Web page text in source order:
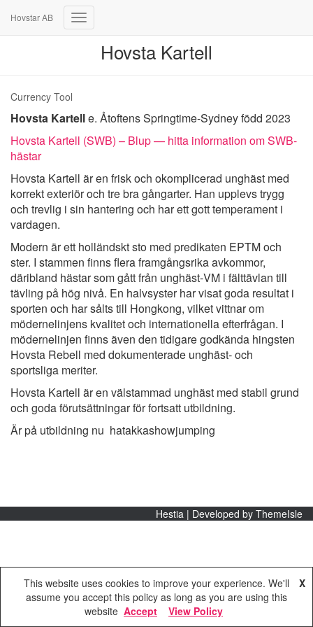
Hovstar AB
Toggle
NavigationHovsta Kartell
Currency Tool
Hovsta Kartelle. Åtoftens Springtime-Sydney född 2023
Hovsta Kartell (SWB) – Blup — hitta information om SWB-
hästar
Hovsta Kartell är en frisk och okomplicerad unghäst med
korrekt exteriör och tre bra gångarter. Han upplevs trygg
och trevlig i sin hantering och har ett gott temperament i
vardagen.
Modern är ett holländskt sto med predikaten EPTM och
ster. I stammen finns flera framgångsrika avkommor,
däribland hästar som gått från unghäst‑VM i fälttävlan till
tävling på hög nivå. En halvsyster har visat goda resultat i
sporten och har sålts till Hongkong, vilket vittnar om
mödernelinjens kvalitet och internationella efterfrågan. I
mödernelinjen finns även den tidigare godkända hingsten
Hovsta Rebell med dokumenterade unghäst‑ och
sportsliga meriter.
Hovsta Kartell är en välstammad unghäst med stabil grund
och goda förutsättningar för fortsatt utbildning.
Är på utbildning nu hatakkashowjumping
Hestia | Developed by ThemeIsle
This website uses cookies to improve your experience. We'll
assume you accept this policy as long as you are using this
website
X
Accept
View Policy